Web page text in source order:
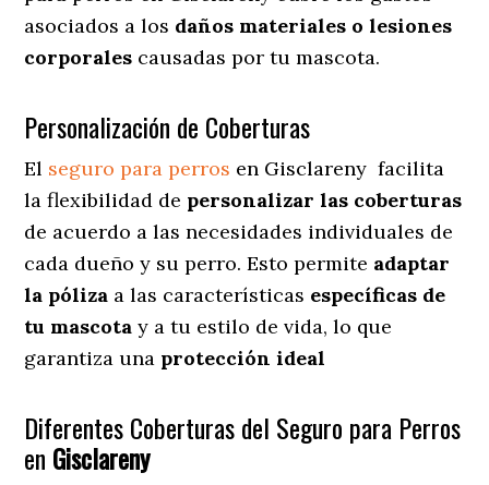
asociados a los daños materiales o lesiones
corporales causadas por tu mascota.
Personalización de Coberturas
El seguro para perros en Gisclareny facilita
la flexibilidad de personalizar las coberturas
de acuerdo a las necesidades individuales de
cada dueño y su perro. Esto permite adaptar
la póliza a las características específicas de
tu mascota y a tu estilo de vida, lo que
garantiza una protección ideal
Diferentes Coberturas del Seguro para Perros
en Gisclareny